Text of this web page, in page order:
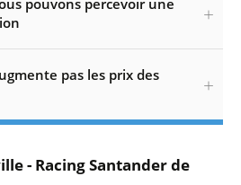
pouvons percevoir une
pas les prix des
- Racing Santander de